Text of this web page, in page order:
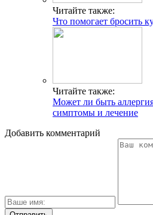
Читайте также:
Что помогает бросить
Читайте также:
Может ли быть
симптомы и лечение
Добавить комментарий